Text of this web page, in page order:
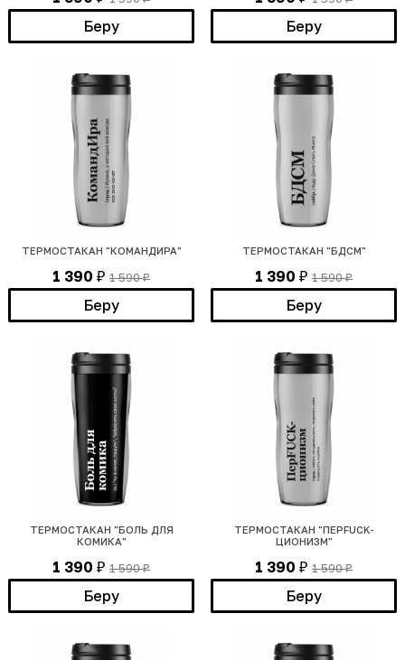
Беру Беру
ТЕРМОСТАКАН "КОМАНДИРА"
1 390 ₽ 1 590₽
Беру
ТЕРМОСТАКАН "БДСМ"
1 390 ₽ 1 590₽
Беру
ТЕРМОСТАКАН "БОЛЬ ДЛЯ
КОМИКА"
1 390 ₽ 1 590₽
Беру
ТЕРМОСТАКАН "ПЕРFUCK-
ЦИОНИЗМ"
1 390 ₽ 1 590₽
Беру